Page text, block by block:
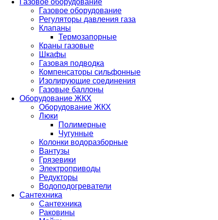
Газовое оборудование
Газовое оборудование
Регуляторы давления газа
Клапаны
Термозапорные
Краны газовые
Шкафы
Газовая подводка
Компенсаторы сильфонные
Изолирующие соединения
Газовые баллоны
Оборудование ЖКХ
Оборудование ЖКХ
Люки
Полимерные
Чугунные
Колонки водоразборные
Вантузы
Грязевики
Электроприводы
Редукторы
Водоподогреватели
Сантехника
Сантехника
Раковины